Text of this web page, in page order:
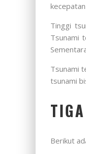
Tinggi
Tsunami
Tsunami
tsunami
Berikut